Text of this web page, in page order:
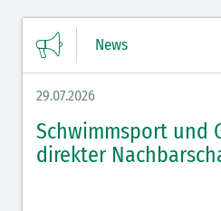
Elektrolyte (grün-pink)
Elektrolyte Kalium (grün-blau)
Elektrolyte NaCl (grün)
Hormone (braun-beige)
News
29.07.2026
Schwimmsport und
direkter